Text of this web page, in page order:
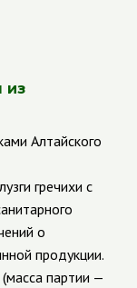
из
Алтайского
гречихи с
о
продукции.
партии —